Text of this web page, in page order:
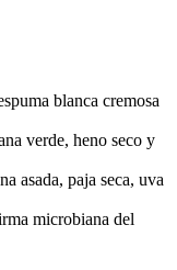
blanca cremosa
verde, heno seco y
asada, paja seca, uva
microbiana del